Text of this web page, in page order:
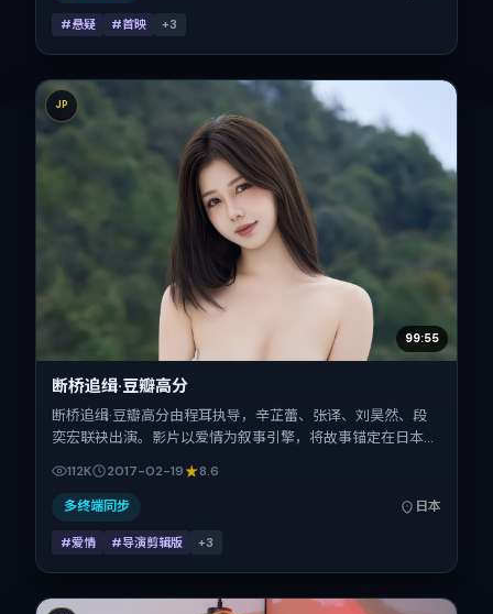
#悬疑 #首映 +3
JP
99:55
断桥追缉·豆瓣高分
断桥追缉·豆瓣高分由程耳执导，辛芷蕾、张译、刘昊然、段
奕宏联袂出演。影片以爱情为叙事引擎，将故事锚定在日本，
日于日本首映（春节档前后），片长107分钟，适合喜欢强情
节与细腻表演的观众。
112K 2017-02-19 8.6
多终端同步 日本
#爱情 #导演剪辑版 +3